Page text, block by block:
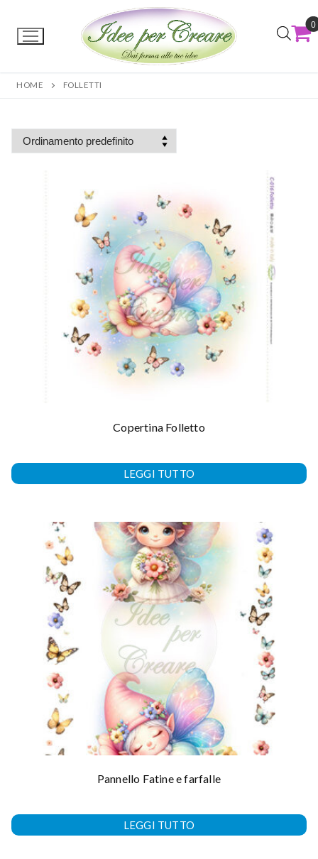
0
HOME FOLLETTI
Copertina Folletto
LEGGI TUTTO
Pannello Fatine e farfalle
LEGGI TUTTO